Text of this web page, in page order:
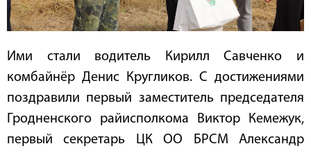
Ими стали водитель Кирилл Савченко и
комбайнёр Денис Кругликов. С достижениями
поздравили первый заместитель председателя
Гродненского райисполкома Виктор Кемежук,
первый секретарь ЦК ОО БРСМ Александр